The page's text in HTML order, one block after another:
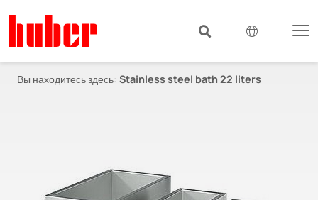
Вы находитесь здесь: Stainless steel bath 22 liters